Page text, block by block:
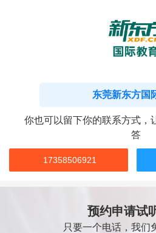
东莞新东方国
你也可以留下你的联系方式，
答
17358506921
预约申请试
只要一个电话，我们